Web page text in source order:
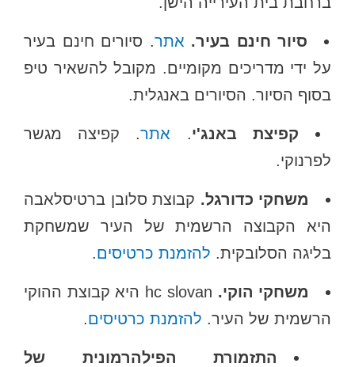
סיור חינם בעיר. אתר. סיורים חינם בעיר
על ידי מדריכים מקומיים. מקובל להשאיר טיפ
בסוף הסיור. הסיורים באנגלית.
קפיצת באנג'י. אתר. קפיצה מגשר
לפרנוקי.
משחקי כדורגל.קבוצת סלובן ברטיסלאבה
היא הקבוצה הרשמית של העיר שמשחקת
בליגה הסלובקית. להזמנת כרטיסים.
משחקי הוקי.
hc slovan היא קבוצת ההוקי
הרשמית של העיר. להזמנת כרטיסים.
התזמורת הפילהרמונית של